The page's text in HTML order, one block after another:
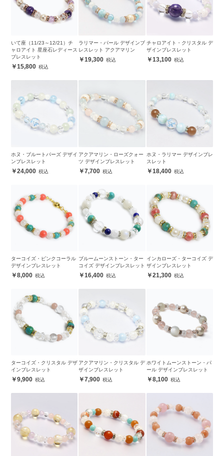
いて座（11/23～12/21）チ
ャロアイト 星座石レディース
ブレスレット
15,800
ラリマー・パール デザインブ
レスレット アクアマリン
19,300
チャロアイト・クリスタル デ
ザインブレスレット
13,100
ホヌ・ブルートパーズ デザイ
ンブレスレット
24,000
アクアマリン・ローズクォー
ツ デザインブレスレット
7,700
ホヌ・ラリマー デザインブレ
スレット
18,400
ターコイズ・ピンクコーラル
デザインブレスレット
8,000
ブルームーンストーン・ター
コイズ デザインブレスレット
16,400
インカローズ・ターコイズ デ
ザインブレスレット
21,300
ターコイズ・クリスタル デザ
インブレスレット
9,900
アクアマリン・クリスタル デ
ザインブレスレット
7,900
ホワイトムーンストーン・パ
ール デザインブレスレット
8,100